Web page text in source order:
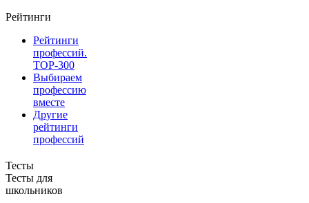
Рейтинги
Рейтинги
профессий.
TOP-300
Выбираем
профессию
вместе
Другие
рейтинги
профессий
Тесты
Тесты для
школьников